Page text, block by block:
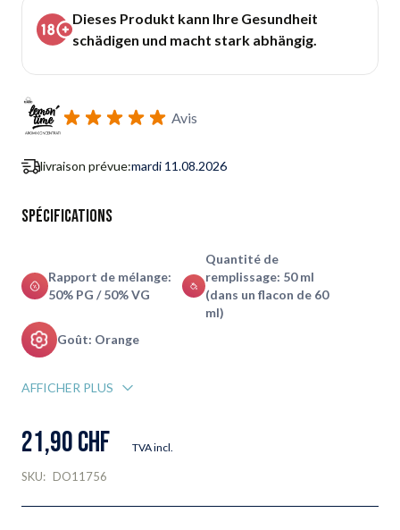
Dieses Produkt kann Ihre Gesundheit
schädigen und macht stark abhängig.
Avis
livraison prévue:mardi 11.08.2026
Spécifications
Rapport de mélange:
50% PG / 50% VG
Quantité de
remplissage: 50 ml
(dans un flacon de 60
ml)
Goût: Orange
AFFICHER PLUS
21,90 CHF TVA incl.
SKU: DO11756